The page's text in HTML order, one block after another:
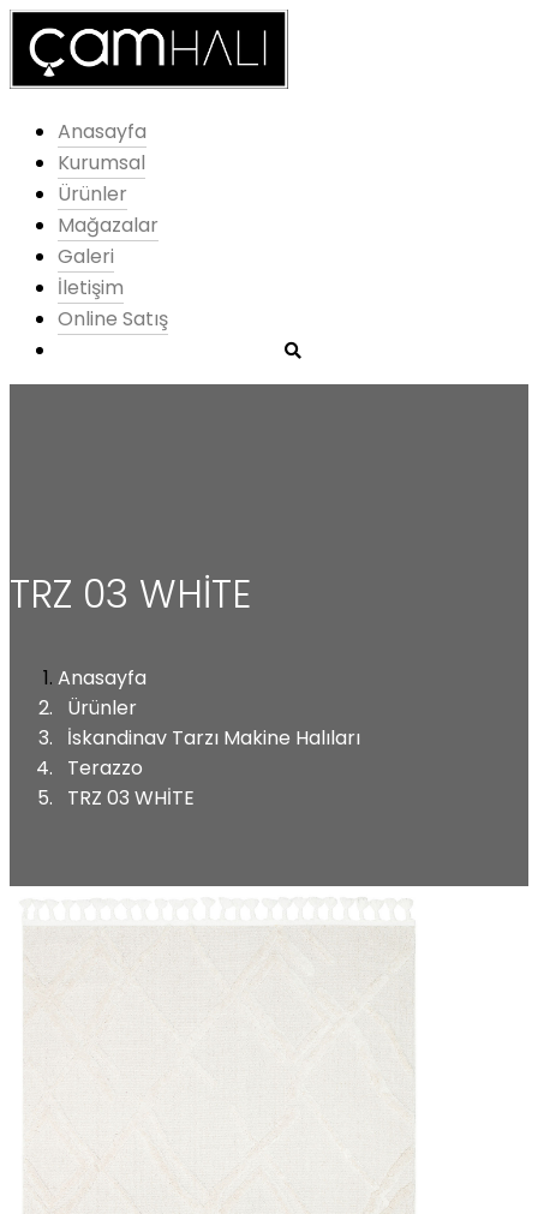
Anasayfa
Kurumsal
Ürünler
Mağazalar
Galeri
İletişim
Online Satış
TRZ 03 WHİTE
Anasayfa
Ürünler
İskandinav Tarzı Makine Halıları
Terazzo
TRZ 03 WHİTE